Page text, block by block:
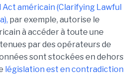
Act américain (Clarifying Lawful
par exemple, autorise le
à accéder à toute une
par des opérateurs de
sont stockées en dehors
législation est en contradiction